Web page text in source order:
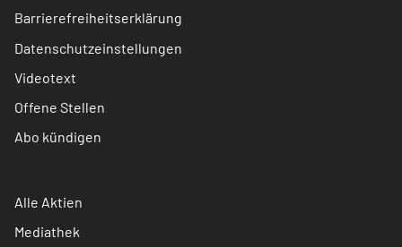
Barrierefreiheitserklärung
Datenschutzeinstellungen
Videotext
Offene Stellen
Abo kündigen
Alle Aktien
Mediathek